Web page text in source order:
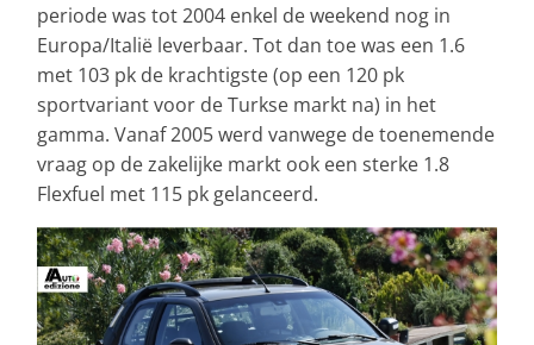
periode was tot 2004 enkel de weekend nog in
Europa/Italië leverbaar. Tot dan toe was een 1.6
met 103 pk de krachtigste (op een 120 pk
sportvariant voor de Turkse markt na) in het
gamma. Vanaf 2005 werd vanwege de toenemende
vraag op de zakelijke markt ook een sterke 1.8
Flexfuel met 115 pk gelanceerd.